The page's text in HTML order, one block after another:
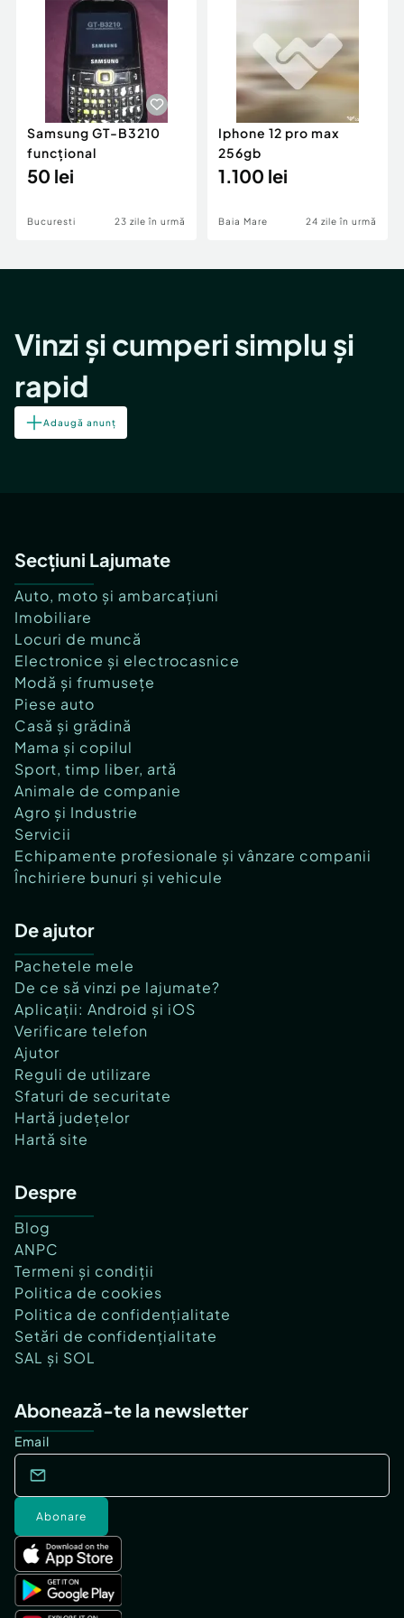
Servicii
Animale de companie
Afaceri și echipamente profesionale
Inchiriere Bunuri si Vehicule
Utilaje agricole si industriale
Piese auto si accesorii
Dacia Duster
Samsung GT-B3210
funcțional
50 lei
Bucuresti 23 zile în urmă
Iphone 12 pro max
256gb
1.100 lei
Baia Mare 24 zile în urmă
Vinzi și cumperi simplu și
rapid
Adaugă anunț
Secțiuni Lajumate
Auto, moto și ambarcațiuni
Imobiliare
Locuri de muncă
Electronice și electrocasnice
Modă și frumusețe
Piese auto
Casă și grădină
Mama și copilul
Sport, timp liber, artă
Animale de companie
Agro și Industrie
Servicii
Echipamente profesionale și vânzare companii
Închiriere bunuri și vehicule
De ajutor
Pachetele mele
De ce să vinzi pe lajumate?
Aplicații: Android și iOS
Verificare telefon
Ajutor
Reguli de utilizare
Sfaturi de securitate
Hartă județelor
Hartă site
Despre
Blog
ANPC
Termeni și condiții
Politica de cookies
Politica de confidențialitate
Setări de confidențialitate
SAL și SOL
Abonează-te la newsletter
Email
Abonare